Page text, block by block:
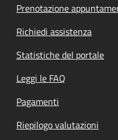
Prenotazione
Richiedi assistenza
Statistiche del portale
Leggi le FAQ
Pagamenti
Riepilogo valutazioni